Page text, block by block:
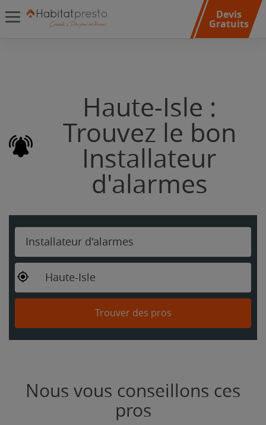
Devis
Gratuits
Haute-Isle :
Trouvez le bon
Installateur
d'alarmes
Installateur d'alarmes
Haute-Isle
Trouver des pros
Nous vous conseillons ces
pros